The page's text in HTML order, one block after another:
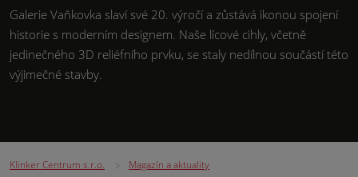
Galerie Vaňkovka slaví své 20. výročí a zůstává ikonou spojení
historie s moderním designem. Naše lícové cihly, včetně
jedinečného 3D reliéfního prvku, se staly nedílnou součástí této
výjimečné stavby.
Klinker Centrum s.r.o.
Magazín a aktuality